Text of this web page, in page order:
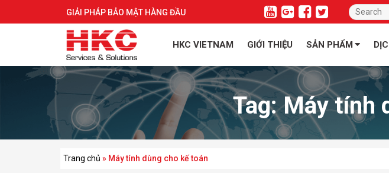
GIẢI PHÁP BẢO MẬT HÀNG ĐẦU
HKC VIETNAM GIỚI THIỆU SẢN PHẨM
Tag:Máy tính
Trang chủ » Máy tính dùng cho kế toán